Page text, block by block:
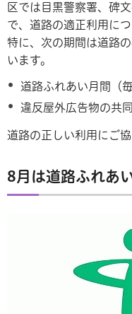
区では目黒警察署、碑
で、道路の適正利用に
特に、次の期間は道路
います。
道路ふれあい月間（
違反屋外広告物の共
道路の正しい利用にご協
8月は道路ふれあ